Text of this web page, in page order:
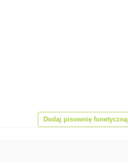
Dodaj pisownię fonetyczną